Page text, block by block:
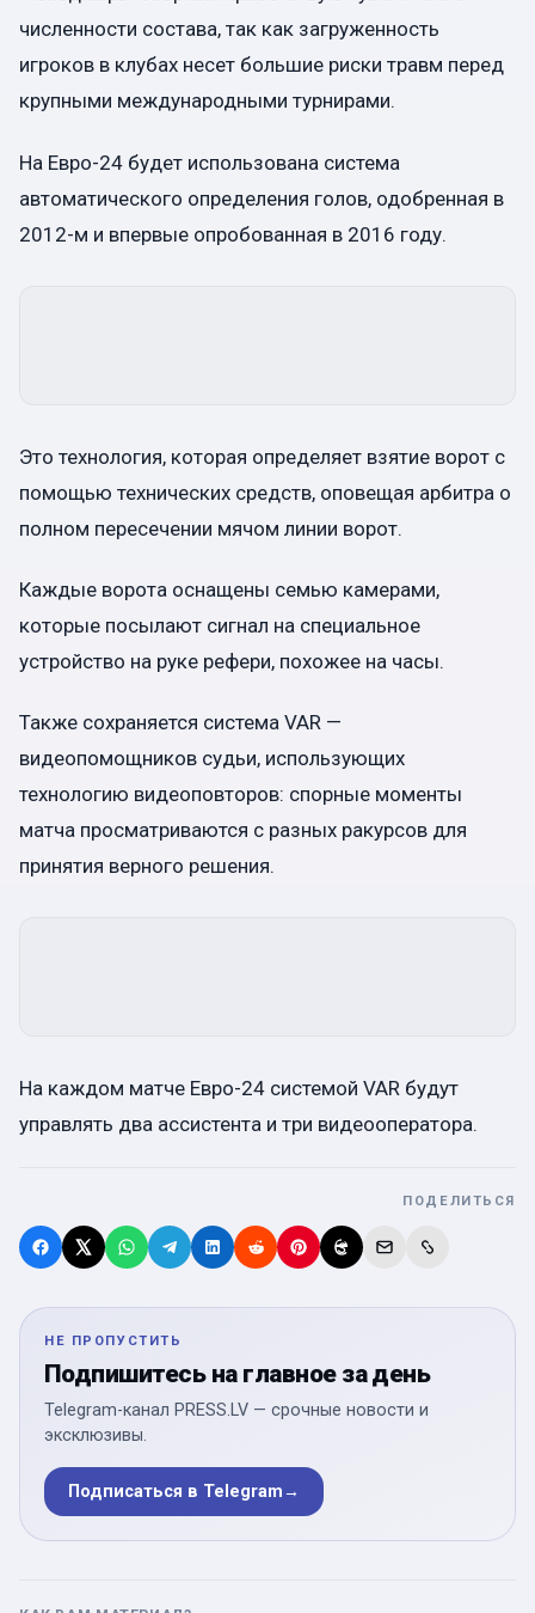
численности состава, так как загруженность
игроков в клубах несет большие риски травм перед
крупными международными турнирами.
На Евро-24 будет использована система
автоматического определения голов, одобренная в
2012-м и впервые опробованная в 2016 году.
Это технология, которая определяет взятие ворот с
помощью технических средств, оповещая арбитра о
полном пересечении мячом линии ворот.
Каждые ворота оснащены семью камерами,
которые посылают сигнал на специальное
устройство на руке рефери, похожее на часы.
Также сохраняется система VAR —
видеопомощников судьи, использующих
технологию видеоповторов: спорные моменты
матча просматриваются с разных ракурсов для
принятия верного решения.
На каждом матче Евро-24 системой VAR будут
управлять два ассистента и три видеооператора.
ПОДЕЛИТЬСЯ
НЕ ПРОПУСТИТЬ
Подпишитесь на главное за день
Telegram-канал PRESS.LV — срочные новости и
эксклюзивы.
Подписаться в Telegram→